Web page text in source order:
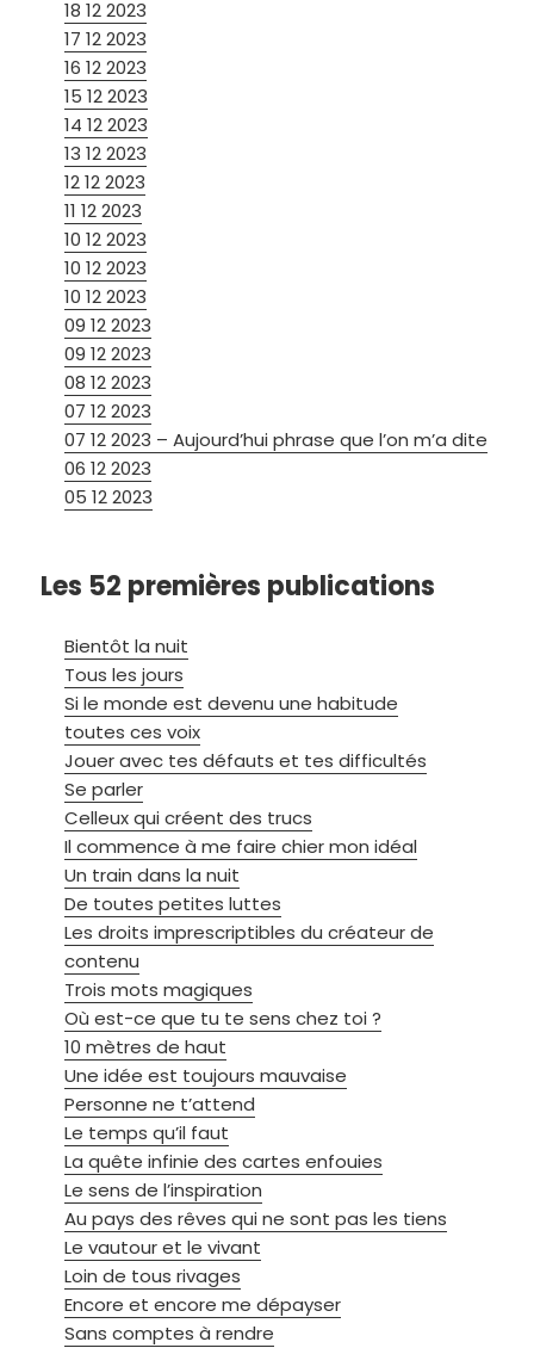
18 12 2023
17 12 2023
16 12 2023
15 12 2023
14 12 2023
13 12 2023
12 12 2023
11 12 2023
10 12 2023
10 12 2023
10 12 2023
09 12 2023
09 12 2023
08 12 2023
07 12 2023
07 12 2023 – Aujourd’hui phrase que l’on m’a dite
06 12 2023
05 12 2023
Les 52 premières publications
Bientôt la nuit
Tous les jours
Si le monde est devenu une habitude
toutes ces voix
Jouer avec tes défauts et tes difficultés
Se parler
Celleux qui créent des trucs
Il commence à me faire chier mon idéal
Un train dans la nuit
De toutes petites luttes
Les droits imprescriptibles du créateur de
contenu
Trois mots magiques
Où est-ce que tu te sens chez toi ?
10 mètres de haut
Une idée est toujours mauvaise
Personne ne t’attend
Le temps qu’il faut
La quête infinie des cartes enfouies
Le sens de l’inspiration
Au pays des rêves qui ne sont pas les tiens
Le vautour et le vivant
Loin de tous rivages
Encore et encore me dépayser
Sans comptes à rendre